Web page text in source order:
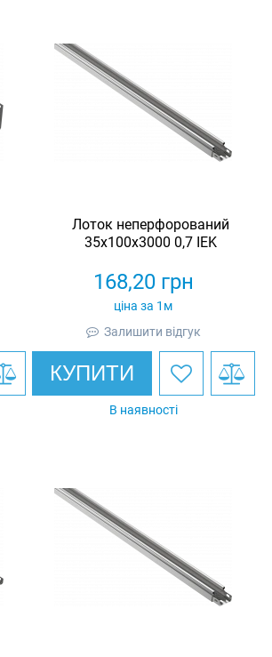
Лоток неперфорований
35х100х3000 0,7 IEK
168,20грн
ціна за 1м
Залишити відгук
КУПИТИ
В наявності